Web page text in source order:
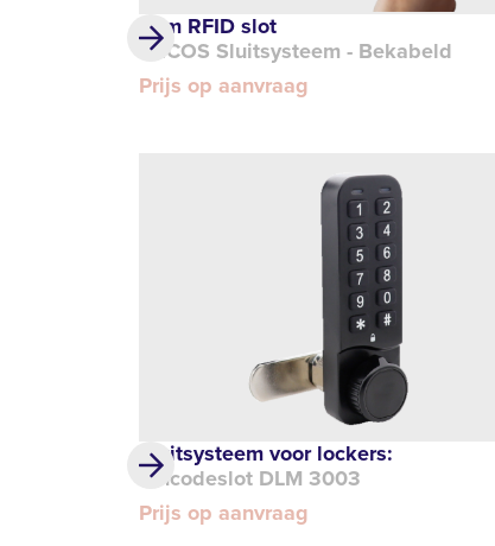
Slim RFID slot
VECOS Sluitsysteem - Bekabeld
Prijs op aanvraag
Sluitsysteem voor lockers:
Pincodeslot DLM 3003
Prijs op aanvraag